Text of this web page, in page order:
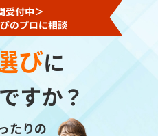
びに
ですか？
たりの